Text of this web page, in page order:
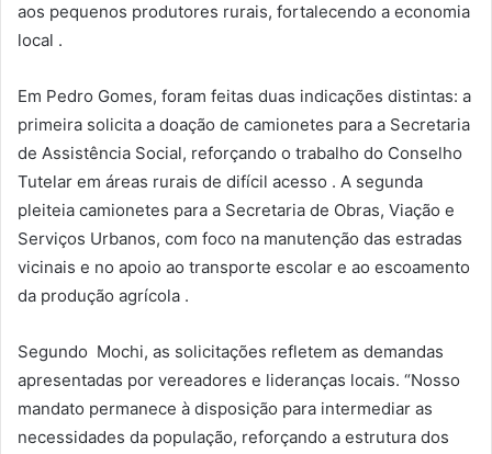
aos pequenos produtores rurais, fortalecendo a economia
local .
Em Pedro Gomes, foram feitas duas indicações distintas: a
primeira solicita a doação de camionetes para a Secretaria
de Assistência Social, reforçando o trabalho do Conselho
Tutelar em áreas rurais de difícil acesso . A segunda
pleiteia camionetes para a Secretaria de Obras, Viação e
Serviços Urbanos, com foco na manutenção das estradas
vicinais e no apoio ao transporte escolar e ao escoamento
da produção agrícola .
Segundo Mochi, as solicitações refletem as demandas
apresentadas por vereadores e lideranças locais. “Nosso
mandato permanece à disposição para intermediar as
necessidades da população, reforçando a estrutura dos